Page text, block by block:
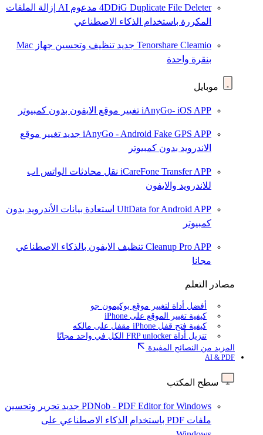
4DDiG Duplicate File Deleter مدعوم AI
إزالة الملفات
المكررة باستخدام الذكاء الاصطناعي
Tenorshare Cleamio جديد
تنظيف وتحسين جهاز Mac
بنقرة واحدة
موبايل
iAnyGo- iOS APP تغيير موقع الايفون بدون كمبيوتر
iAnyGo - Android Fake GPS APP جديد تغيير موقع
الاندرويد بدون كمبيوتر
iCareFone Transfer APP نقل محادثات الواتس اب
للاندرويد والايفون
UltData for Android APP استعادة بيانات الأندرويد بدون
كمبيوتر
Cleanup Pro APP تنظيف الايفون بالذكاء الاصطناعي
مجانا
مصادر التعلم
أفضل أداة لتغيير موقع بوكيمون جو
كيفية تغيير الموقع على iPhone
كيفية فتح قفل iPhone مقفل على مالكه
تنزيل أداة FRP unlocker الكل في واحد مجانًا
المزيد من النصائح المفيدة
AI & PDF
سطح المكتب
PDNob - PDF Editor for Windows جديد تحرير وتحسين
ملفات PDF باستخدام الذكاء الاصطناعي على